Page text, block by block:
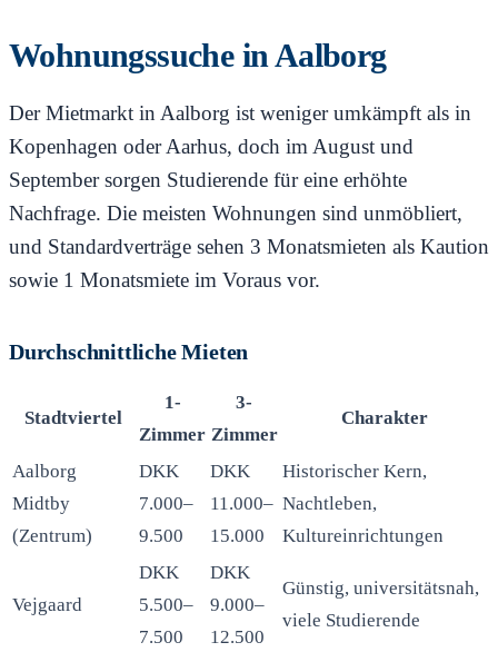
Wohnungssuche in Aalborg
Der Mietmarkt in Aalborg ist weniger umkämpft als in
Kopenhagen oder Aarhus, doch im August und
September sorgen Studierende für eine erhöhte
Nachfrage. Die meisten Wohnungen sind unmöbliert,
und Standardverträge sehen 3 Monatsmieten als Kaution
sowie 1 Monatsmiete im Voraus vor.
Durchschnittliche Mieten
Stadtviertel
1-
Zimmer
3-
Zimmer
Charakter
Aalborg
Midtby
(Zentrum)
DKK
7.000–
9.500
DKK
11.000–
15.000
Historischer Kern,
Nachtleben,
Kultureinrichtungen
Vejgaard
DKK
5.500–
7.500
DKK
9.000–
12.500
Günstig, universitätsnah,
viele Studierende